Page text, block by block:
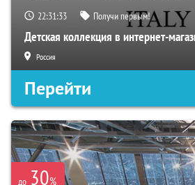
22:31:32 Получи первым!
Детская коллекция в интернет-
Россия
Перейти
до 30%